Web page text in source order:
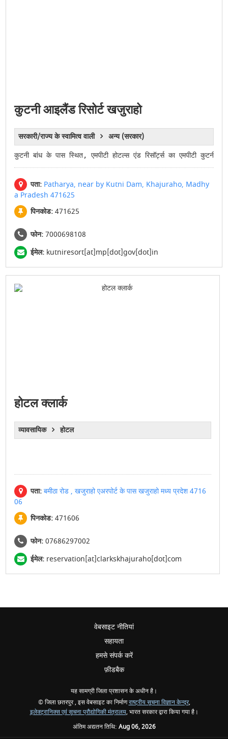
कुटनी आइलैंड रिसोर्ट खजुराहो
सरकारी/राज्य के स्वामित्व वाली अन्य (सरकार)
कुटनी बांध के पास स्थित, एमपीटी होटल्स एंड रिसॉर्ट्स का एमपीटी
पता: Patharya, near by Kutni Dam, Khajuraho, Madhy
a Pradesh 471625
पिनकोड:471625
फोन:7000698108
ईमेल: kutniresort[at]mp[dot]gov[dot]in
होटल क्लार्क
व्यावसायिक होटल
पता: बमीठा रोड , खजुराहो एअरपोर्ट के पास खजुराहो मध्य प्रदेश 4716
06
पिनकोड:471606
फोन:07686297002
ईमेल: reservation[at]clarkskhajuraho[dot]com
वेबसाइट नीतियां
सहायता
हमसे संपर्क करें
फ़ीडबैक
यह सामग्री जिला प्रशासन के अधीन है।
© जिला छतरपुर , इस वेबसाइट का निर्माणराष्ट्रीय सूचना विज्ञान केन्द्र,
इलेक्ट्रानिक्स एवं सूचना प्रौद्योगिकी मंत्रालय, भारत सरकार द्वारा किया गया है।
अंतिम अद्यतन तिथि: Aug 06, 2026